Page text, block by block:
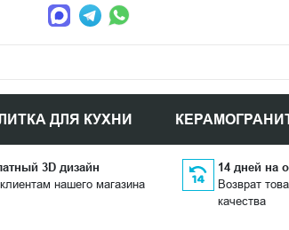
ДЛЯ КУХНИ
3D дизайн
нашего магазина
14 дней на
Возврат
качества